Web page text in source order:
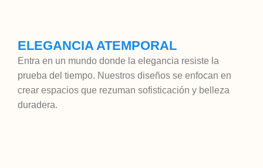
ELEGANCIA ATEMPORAL
Entra en un mundo donde la elegancia resiste la
prueba del tiempo. Nuestros diseños se enfocan en
crear espacios que rezuman sofisticación y belleza
duradera.